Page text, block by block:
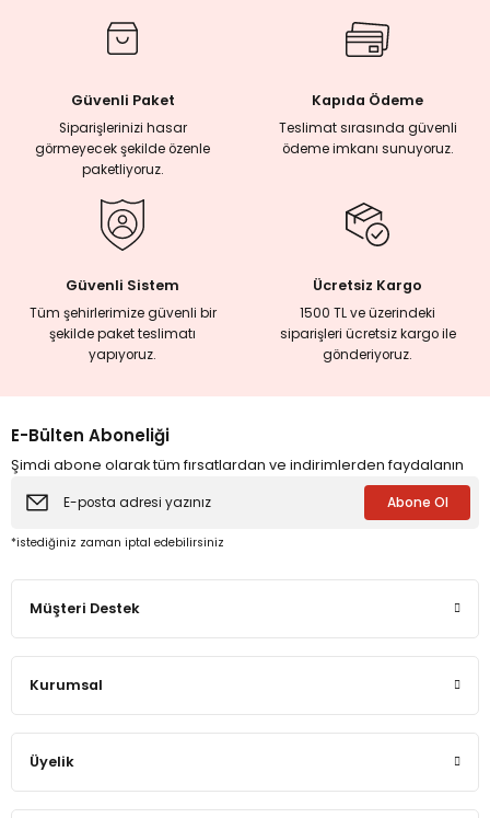
İncelemeler
Mirası
Güvenli Paket
Siparişlerinizi hasar
görmeyecek şekilde özenle
paketliyoruz.
Kapıda Ödeme
Teslimat sırasında güvenli
ödeme imkanı sunuyoruz.
Güvenli Sistem
Tüm şehirlerimize güvenli bir
şekilde paket teslimatı
yapıyoruz.
Ücretsiz Kargo
1500 TL ve üzerindeki
siparişleri ücretsiz kargo ile
gönderiyoruz.
E-Bülten Aboneliği
Şimdi abone olarak tüm fırsatlardan ve indirimlerden faydalanın
Abone Ol
*istediğiniz zaman iptal edebilirsiniz
Müşteri Destek
Kurumsal
Üyelik